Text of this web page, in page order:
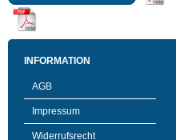
INFORMATION
AGB
Impressum
Widerrufsrecht